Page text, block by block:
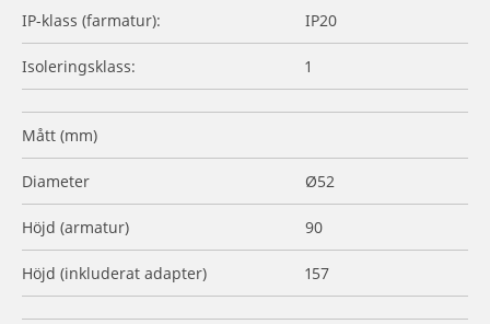
IP-klass (farmatur): IP20
Isoleringsklass: 1
Mått (mm)
Diameter Ø52
Höjd (armatur) 90
Höjd (inkluderat adapter) 157